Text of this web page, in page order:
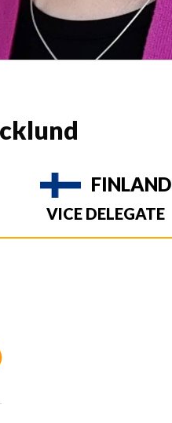
FINLAND
VICE DELEGATE